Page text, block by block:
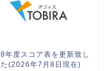
年度スコア表を更新致し
た(2026年7月8日現在)